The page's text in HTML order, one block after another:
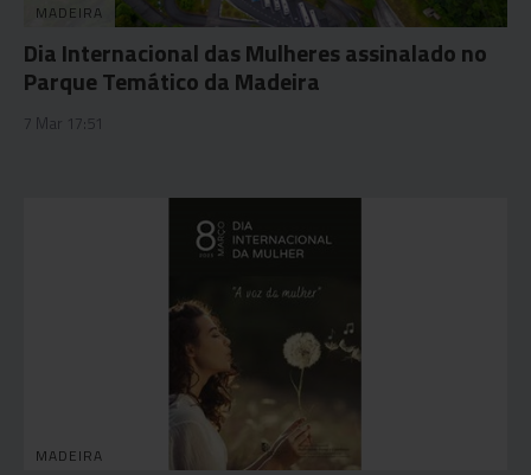
MADEIRA
Dia Internacional das Mulheres assinalado no
Parque Temático da Madeira
7 Mar 17:51
MADEIRA